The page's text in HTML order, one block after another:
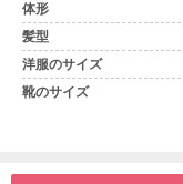
体形
髪型
洋服のサイズ
靴のサイズ